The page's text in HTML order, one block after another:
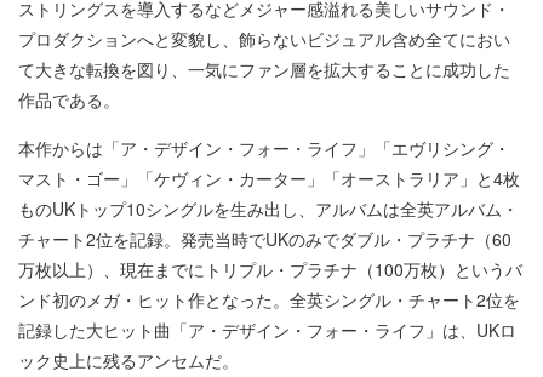
ストリングスを導入するなどメジャー感溢れる美しいサウンド・
プロダクションへと変貌し、飾らないビジュアル含め全てにおい
て大きな転換を図り、一気にファン層を拡大することに成功した
作品である。
本作からは「ア・デザイン・フォー・ライフ」「エヴリシング・
マスト・ゴー」「ケヴィン・カーター」「オーストラリア」と4枚
ものUKトップ10シングルを生み出し、アルバムは全英アルバム・
チャート2位を記録。発売当時でUKのみでダブル・プラチナ（60
万枚以上）、現在までにトリプル・プラチナ（100万枚）というバ
ンド初のメガ・ヒット作となった。全英シングル・チャート2位を
記録した大ヒット曲「ア・デザイン・フォー・ライフ」は、UKロ
ック史上に残るアンセムだ。